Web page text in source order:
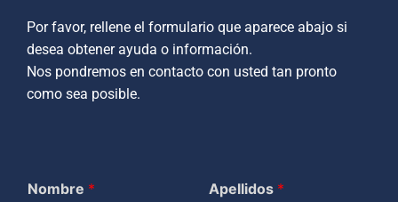
Por favor, rellene el formulario que aparece abajo si
desea obtener ayuda o información.
Nos pondremos en contacto con usted tan pronto
como sea posible.
Nombre * Apellidos *